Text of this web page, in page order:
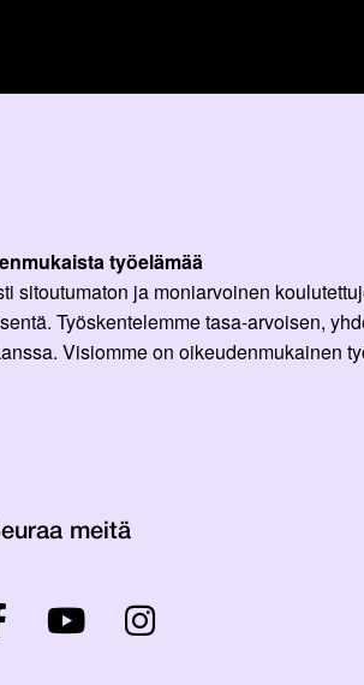
työelämää
sitoutumaton ja moniarvoinen
Työskentelemme tasa-arvoisen,
Visiomme on oikeudenmukainen
meitä